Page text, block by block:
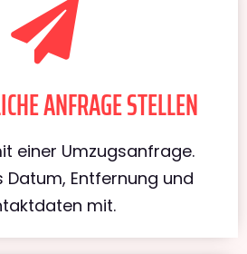
ANFRAGE STELLEN
einer Umzugsanfrage.
Datum, Entfernung und
mit.